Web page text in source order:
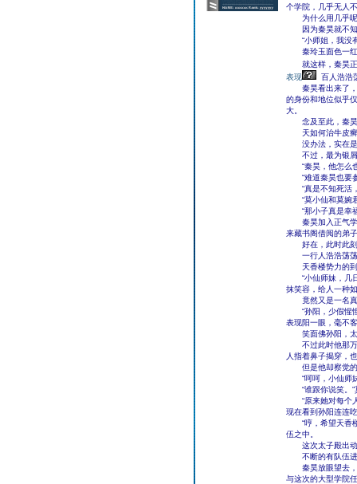
个学院，几乎无人
为什么用几乎
因为秦昊就不知
“小师姐，我没有
秦玲玉面色一红
就这样，秦昊正
表现
百人浩浩
秦昊看出来了，
的身份和地位似乎
大。
念及至此，秦昊
天如何治牛皮癣
没办法，实在是
不过，最为银屑
“秦昊，他怎么
“难道秦昊也要参
“真是不知死活，
“莫小仙和莫婉君
“那小子真是幸福
秦昊加入正气学
来藏书阁借阅的弟
好在，此时此刻
一行人浩浩荡荡
天香楼势力的到
“小仙师妹，几日
抹笑容，给人一种
竟然又是一名真
“孙阳，少假惺惺
表现阳一眼，毫不
笑面佛孙阳，太
不过此时他那万
人指着鼻子揭穿，
但是他却察觉的
“呵呵，小仙师妹
“谁跟你说笑。”
“原来她对每个人
现在看到孙阳连连
“哼，希望天香楼
伍之中。
这次太子殿出动
不断的有队伍进
秦昊放眼望去，
与这次的大型学院